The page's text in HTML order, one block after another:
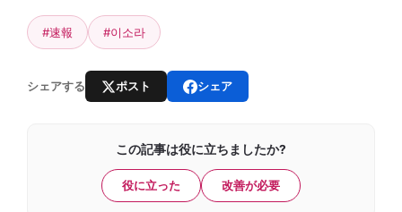
#速報 #이소라
シェアする ポスト シェア
この記事は役に立ちましたか?
役に立った 改善が必要